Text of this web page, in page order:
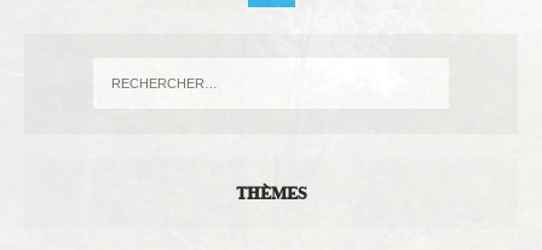
THÈMES